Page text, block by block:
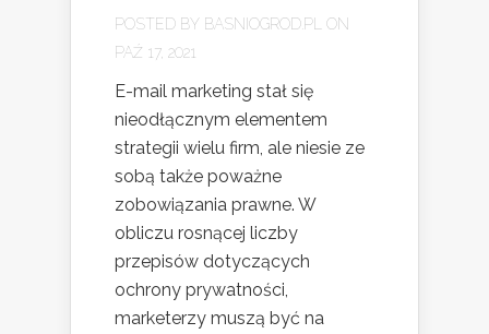
POSTED BY BASNIOGROD.PL
ON
PAŹ 17, 2021
E-mail marketing stał się
nieodłącznym elementem
strategii wielu firm, ale niesie ze
sobą także poważne
zobowiązania prawne. W
obliczu rosnącej liczby
przepisów dotyczących
ochrony prywatności,
marketerzy muszą być na